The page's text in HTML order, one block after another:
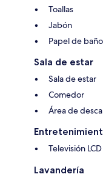
Toallas
Jabón
Papel de baño
Sala de estar
Sala de estar
Comedor
Área de
Televisión
Lavandería